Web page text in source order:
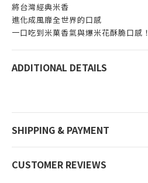
將台灣經典米香
進化成風靡全世界的口感
一口吃到米菓香氣與爆米花酥脆口感！
ADDITIONAL DETAILS
SHIPPING & PAYMENT
CUSTOMER REVIEWS